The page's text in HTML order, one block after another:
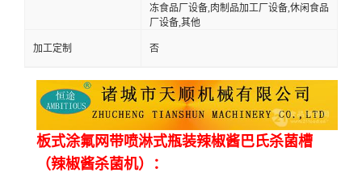
冻食品厂设备,肉制品加工厂设备,休闲食品
厂设备,其他
加工定制 否
板式涂氟网带喷淋式瓶装辣椒酱巴氏杀菌槽
（辣椒酱杀菌机）：